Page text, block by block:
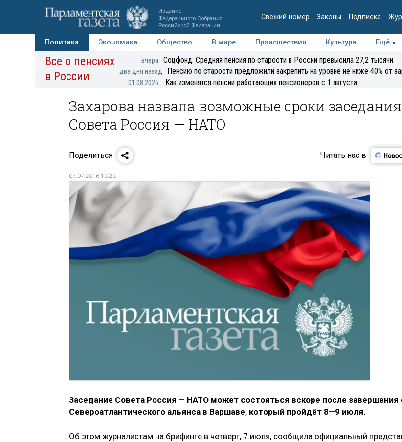
Издание
Федерального Собрания
Российской Федерации
Свежий номер Законы Подписка
Политика Экономика Общество В мире Происшествия Культура Ещё
Авторы Персоны Мнения Регионы Медиацентр Интервью Колумнисты
Все о пенсиях
в России
вчера Соцфонд: Средняя пенсия по старости в России превысила 27,2 тысячи
два дня назад Пенсию по старости предложили закрепить на уровне не ниже 40% от
01.08.2026 Как изменятся пенсии работающих пенсионеров с 1 августа
Захарова назвала возможные сроки заседания
Совета Россия — НАТО
Поделиться Читать нас в
07.07.2016 13:23
Заседание Совета Россия — НАТО может состояться вскоре после завершения
Североатлантического альянса в Варшаве, который пройдёт 8—9 июля.
Об этом журналистам на брифинге в четверг, 7 июля, сообщила официальный